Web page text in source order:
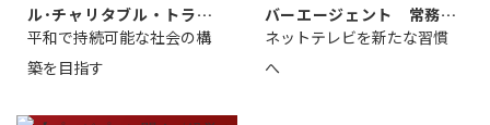
ル･チャリタブル・トラス
ト財団会長 マ...
平和で持続可能な社会の構
築を目指す
バーエージェント 常務取
締役 小池政...
ネットテレビを新たな習慣
へ